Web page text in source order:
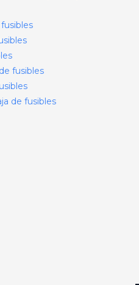
fusibles
de fusibles